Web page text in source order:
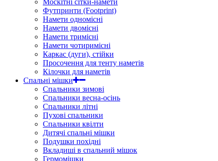
Москітні сітки-намети
Футпринти (Footprint)
Намети одномісні
Намети двомісні
Намети тримісні
Намети чотиримісні
Каркас (дуги), стійки
Просочення для тенту наметів
Кілочки для наметів
Спальні мішки
Спальники зимові
Спальники весна-осінь
Спальники літні
Пухові спальники
Спальники квілти
Дитячі спальні мішки
Подушки похідні
Вкладиші в спальний мішок
Гермомішки